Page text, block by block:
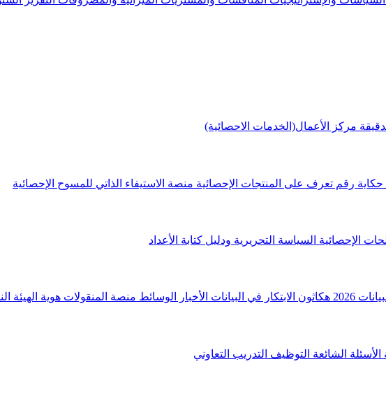
مركز الأعمال(الخدمات الاحصائية)
حكاية رقم تعرف على المنتجات الإحصائية منصة الاستيفاء الذاتي للمسوح الإحصائية
الإحصائية السياسة التحريرية ودليل كتابة الأعداد
2026 هكاثون الابتكار في البيانات الأخبار الوسائط منصة المنقولات هوية الهيئة
الأسئلة الشائعة التوظيف التدريب التعاوني